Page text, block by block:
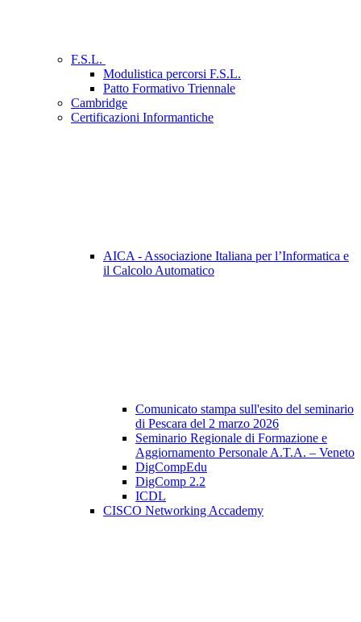
F.S.L.
Modulistica percorsi F.S.L.
Patto Formativo Triennale
Cambridge
Certificazioni Informantiche
AICA - Associazione Italiana per l’Informatica e
il Calcolo Automatico
Comunicato stampa sull'esito del seminario
di Pescara del 2 marzo 2026
Seminario Regionale di Formazione e
Aggiornamento Personale A.T.A. – Veneto
DigCompEdu
DigComp 2.2
ICDL
CISCO Networking Accademy